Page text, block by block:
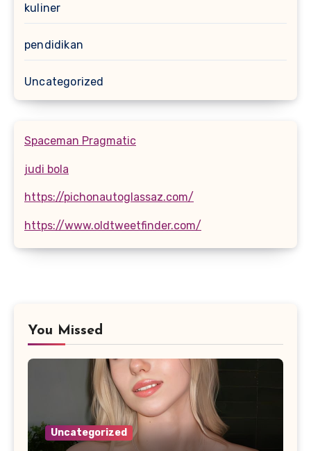
kuliner
pendidikan
Uncategorized
Spaceman Pragmatic
judi bola
https://pichonautoglassaz.com/
https://www.oldtweetfinder.com/
You Missed
Uncategorized